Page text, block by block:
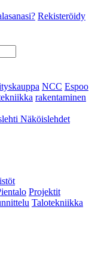
Rekisteröidy
NCC Espoo
rakentaminen
Näköislehdet
Projektit
Talotekniikka